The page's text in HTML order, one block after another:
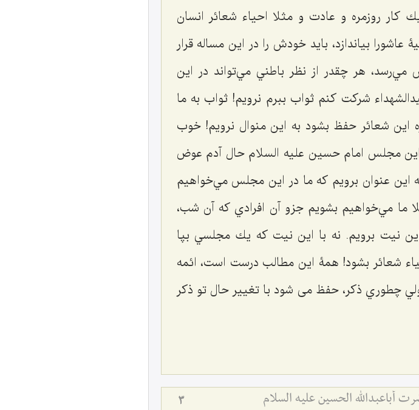
كار روزمره و عادت و مثلا احياء شعائر انسان
بياندازد، بايد خودش را در اين مساله قرار
هر چقدر از نظر باطني مي‌تواند در اين
شركت كنم ثواب ببرم نرويم! ثواب به ما
اين شعائر حفظ بشود به اين منوال نرويم! خوب
مجلس امام حسين علیه السلام حال آدم عوض
اين عنوان برويم كه ما در اين مجلس مي‌خواهيم
ما مي‌خواهيم بشويم جزو آن افرادي كه آن شب،‌
نيت برويم. نه با این نيت كه يك مجلسي بپا
شعائر بشود! همۀ این مطالب درست است، ائمه
چطوري ذكر، حفظ می شود با تغيير حال تو ذكر
الحسین علیه السلام 3